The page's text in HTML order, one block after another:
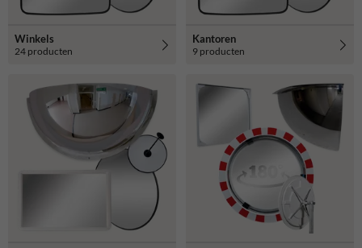
Winkels
24 producten
Kantoren
9 producten